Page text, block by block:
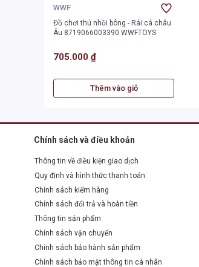
WWF
Đồ chơi thú nhồi bông - Rái cá châu
Âu 8719066003390 WWFTOYS
705.000 ₫
Thêm vào giỏ
Chính sách và điều khoản
Thông tin về điều kiện giao dịch
Quy định và hình thức thanh toán
Chính sách kiểm hàng
Chính sách đổi trả và hoàn tiền
Thông tin sản phẩm
Chính sách vận chuyển
Chính sách bảo hành sản phẩm
Chính sách bảo mật thông tin cá nhân